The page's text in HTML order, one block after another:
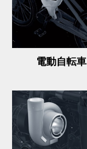
電動自転車